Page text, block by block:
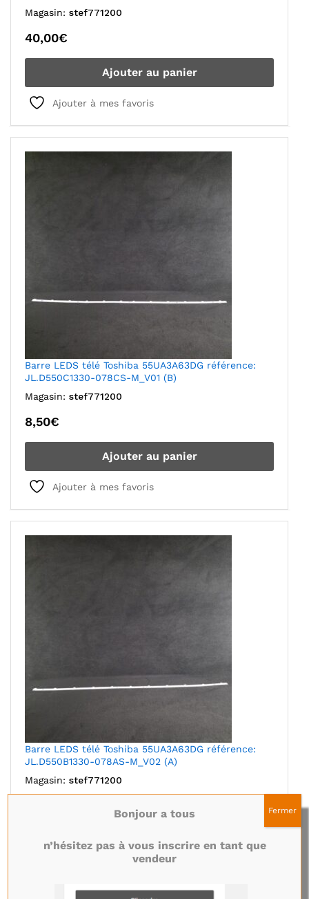
Magasin: stef771200
40,00€
Ajouter au panier
Ajouter à mes favoris
Barre LEDS télé Toshiba 55UA3A63DG référence:
JL.D550C1330-078CS-M_V01 (B)
Magasin: stef771200
8,50€
Ajouter au panier
Ajouter à mes favoris
Barre LEDS télé Toshiba 55UA3A63DG référence:
JL.D550B1330-078AS-M_V02 (A)
Magasin: stef771200
Ajouter au panier
Bonjour a tous
n’hésitez pas à vous inscrire en tant que
vendeur
Fermer